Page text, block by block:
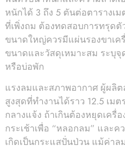
หนักได้ 3 ถึง 5 ตันต่อตารางเ
ที่เพิ่งถม ต้องทดสอบการทรุด
ขนาดใหญ่ควรมีแผ่นรองขาเครื่
ขนาดและวัสดุเหมาะสม ระบุ
หรือบ่อพัก
แรงลมและสภาพอากาศ ผู้ผลิ
สูงสุดที่ทำงานได้ราว 12.5 เม
กลางแจ้ง ถ้าเกินต้องหยุดเครื่
กระเช้าเพื่อ “หลอกลม” และ
เกิดเป็นกระแสปั่นป่วน แม้ค่าล